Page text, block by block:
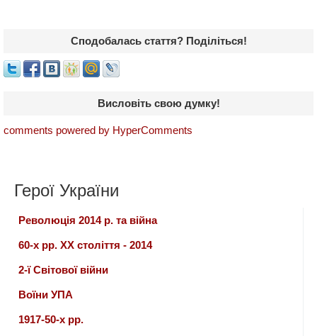
Сподобалась стаття? Поділіться!
Висловіть свою думку!
comments powered by HyperComments
Герої України
Революція 2014 р. та війна
60-х рр. ХХ століття - 2014
2-ї Світової війни
Воїни УПА
1917-50-х рр.